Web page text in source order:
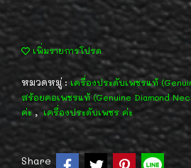
เพิ่มรายการโปรด
หมวดหมู่ : เครื่องประดับเพชรแท้
สร้อยคอเพชรแท้ (Genuine Diamond
ค่ะ , เครื่องประดับเพชร ค่ะ
Share